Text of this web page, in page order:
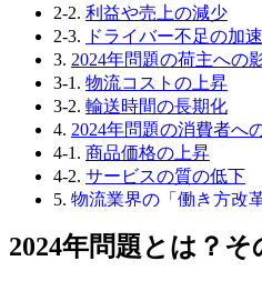
2-2. 利益や売上の減少
2-3. ドライバー不足の加速
3. 2024年問題の荷主への
3-1. 物流コストの上昇
3-2. 輸送時間の長期化
4. 2024年問題の消費者へ
4-1. 商品価格の上昇
4-2. サービスの質の低下
5. 物流業界の「働き方改
5-2.拘束時間・休息時間
2024年問題とは？そ